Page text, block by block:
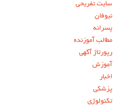
سایت تفریحی
نیوفان
پسرانه
مطالب آموزنده
رپورتاژ آگهی
آموزش
اخبار
پزشکی
تکنولوژی